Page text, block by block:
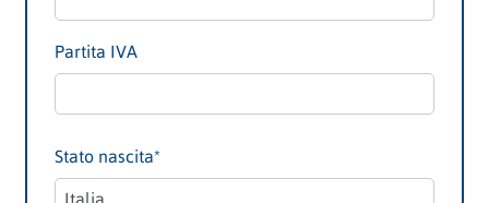
Partita IVA
Stato nascita*